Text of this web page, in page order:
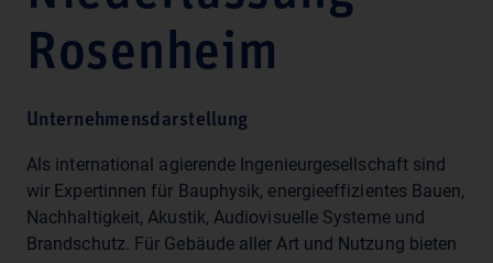
Rosenheim
Unternehmensdarstellung
Als international agierende Ingenieurgesellschaft sind
wir Expertinnen für Bauphysik, energieeffizientes Bauen,
Nachhaltigkeit, Akustik, Audiovisuelle Systeme und
Brandschutz. Für Gebäude aller Art und Nutzung bieten